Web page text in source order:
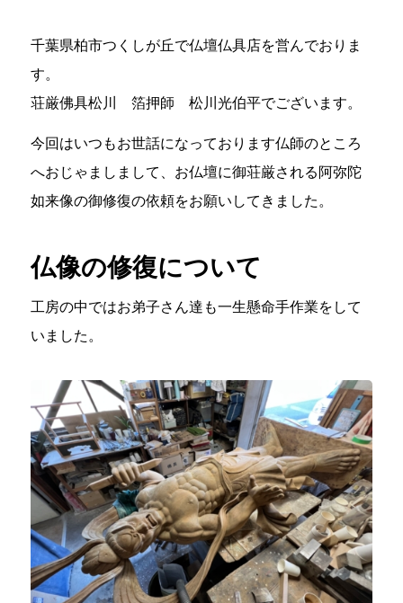
千葉県柏市つくしが丘で仏壇仏具店を営んでおりま
す。
荘厳佛具松川 箔押師 松川光伯平でございます。
今回はいつもお世話になっております仏師のところ
へおじゃましまして、お仏壇に御荘厳される阿弥陀
如来像の御修復の依頼をお願いしてきました。
仏像の修復について
工房の中ではお弟子さん達も一生懸命手作業をして
いました。